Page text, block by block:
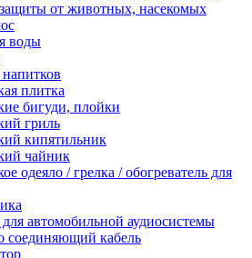
от животных, насекомых
воды
плитка
бигуди, плойки
гриль
кипятильник
чайник
одеяло / грелка / обогреватель для
автомобильной аудиосистемы
соединяющий кабель